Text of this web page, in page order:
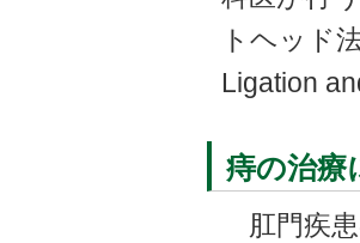
トヘッド
Ligation
痔の治療
肛門疾患